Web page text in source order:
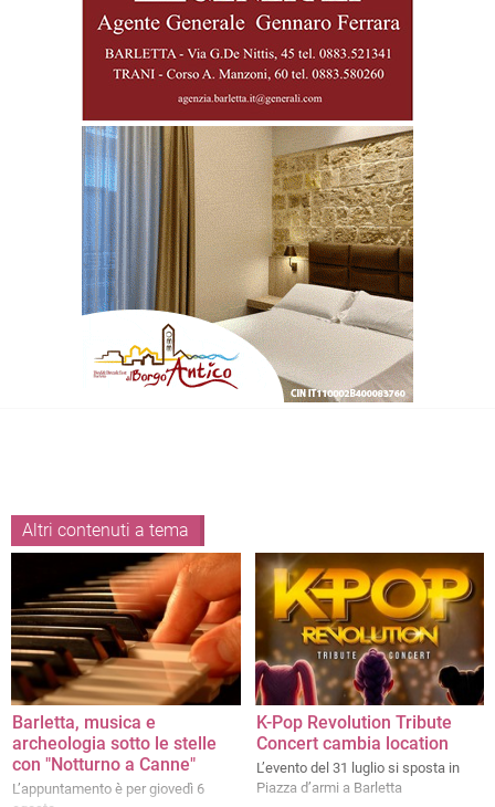
Altri contenuti a tema
Barletta, musica e
archeologia sotto le stelle
con "Notturno a Canne"
L’appuntamento è per giovedì 6
K-Pop Revolution Tribute
Concert cambia location
L’evento del 31 luglio si sposta in
Piazza d’armi a Barletta